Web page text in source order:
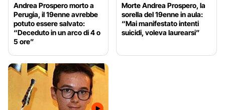
Andrea Prospero morto a
Perugia, il 19enne avrebbe
potuto essere salvato:
“Deceduto in un arco di 4 o
5 ore”
Morte Andrea Prospero, la
sorella del 19enne in aula:
“Mai manifestato intenti
suicidi, voleva laurearsi”